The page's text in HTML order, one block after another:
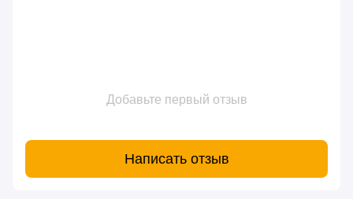
Добавьте первый отзыв
Написать отзыв